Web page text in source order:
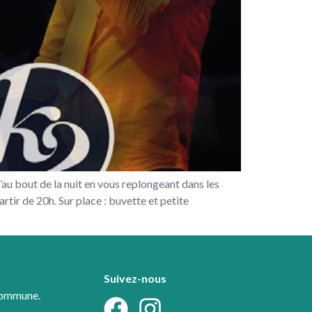
bout de la nuit en vous replongeant dans les
de 20h. Sur place : buvette et petite
Suivez-nous